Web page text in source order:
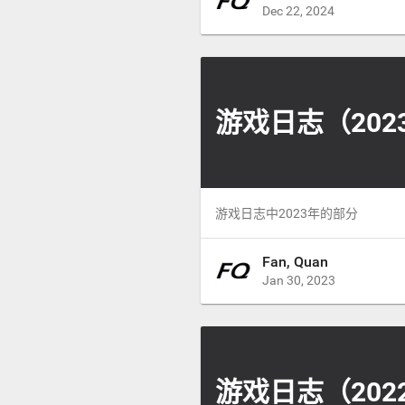
Dec 22, 2024
游戏日志（2023
游戏日志中2023年的部分
Fan, Quan
Jan 30, 2023
游戏日志（2022